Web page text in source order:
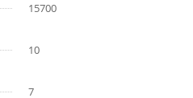
15700
10
7